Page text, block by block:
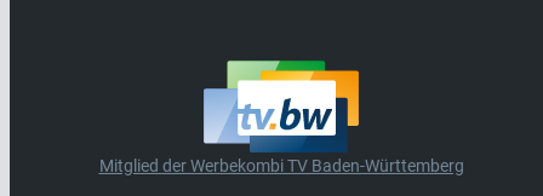
Mitglied der Werbekombi TV Baden-Württemberg